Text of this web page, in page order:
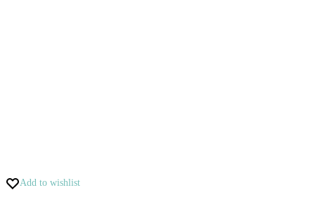
Add to wishlist